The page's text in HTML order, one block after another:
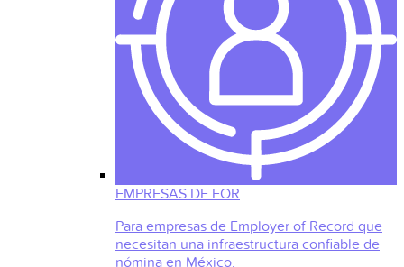
EMPRESAS DE EOR
Para empresas de Employer of Record que
necesitan una infraestructura confiable de
nómina en México.